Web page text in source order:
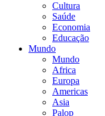
Cultura
Saúde
Economia
Educação
Mundo
Mundo
Africa
Europa
Americas
Asia
Palop